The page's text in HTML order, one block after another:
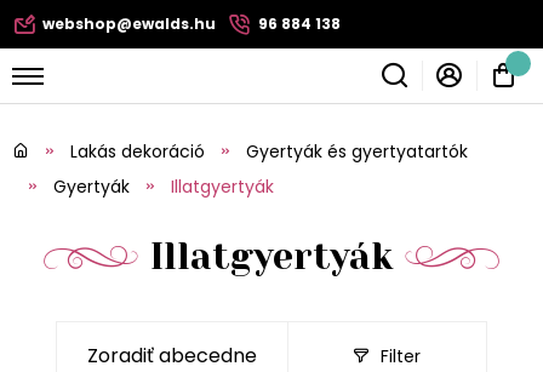
webshop@ewalds.hu 96 884 138
Lakás dekoráció
Gyertyák és gyertyatartók
Gyertyák
Illatgyertyák
Illatgyertyák
Filter